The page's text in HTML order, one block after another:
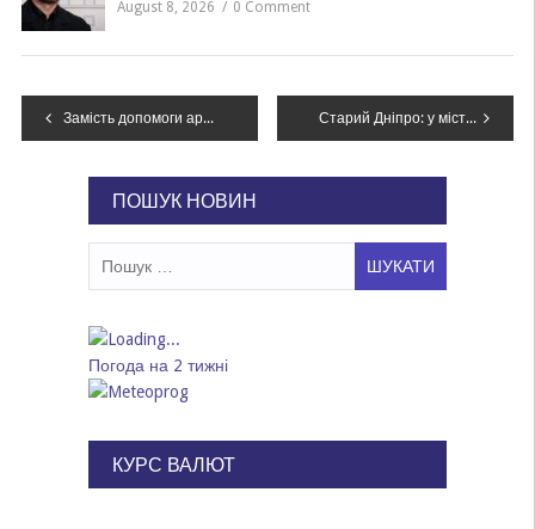
August 8, 2026 0 Comment
Навігація
Замість допомоги армії – нові лавки у скверах: дніпряни обурені витратами на благоустрій під час війни Старий Дніпро: у місто повертається легендарний трамвай
ПОШУК НОВИН
Погода на 2 тижні
КУРС ВАЛЮТ